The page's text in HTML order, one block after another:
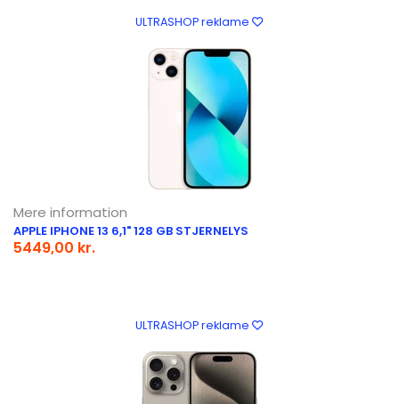
ULTRASHOP reklame
Mere information
APPLE IPHONE 13 6,1" 128 GB STJERNELYS
5449,00 kr.
ULTRASHOP reklame